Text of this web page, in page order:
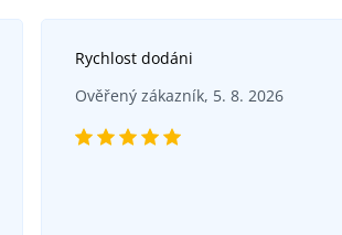
Rychlost dodáni
Ověřený zákazník, 5. 8. 2026